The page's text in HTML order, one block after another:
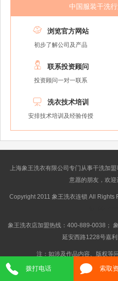
中国服装干洗
 浏览官方网站
初步了解公司及产品
 联系投资顾问
投资顾问一对一联系
 洗衣技术培训
安排技术培训及经验传授
上海象王洗衣有限公司专门从事干洗加
意愿的朋友，欢
Copyright 2011 象王洗衣连锁 All Rights
象王洗衣店加盟热线：400-889-0038；
延安西路1228号嘉
注：如涉及作品内容、版权等
拨打电话 索取
} Get_Spider();